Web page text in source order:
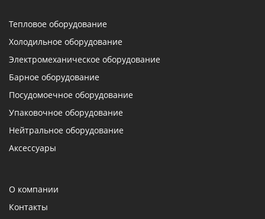
Тепловое оборудование
Холодильное оборудование
Электромеханическое оборудование
Барное оборудование
Посудомоечное оборудование
Упаковочное оборудование
Нейтральное оборудование
Аксессуары
О компании
Контакты